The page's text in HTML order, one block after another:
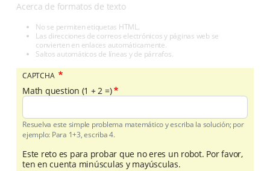
Acerca de formatos de texto
No se permiten etiquetas HTML.
Las direcciones de correos electrónicos y páginas web se
convierten en enlaces automáticamente.
Saltos automáticos de líneas y de párrafos.
CAPTCHA
Math question (1 + 2 =)
Resuelva este simple problema matemático y escriba la solución; por
ejemplo: Para 1+3, escriba 4.
Este reto es para probar que no eres un robot. Por favor,
ten en cuenta minúsculas y mayúsculas.